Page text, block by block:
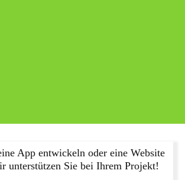
App entwickeln oder eine Website
unterstützen Sie bei Ihrem Projekt!